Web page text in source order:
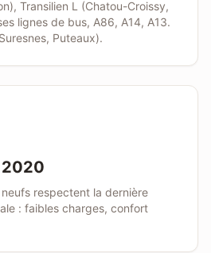
Transilien L (Chatou-Croissy,
lignes de bus, A86, A14, A13.
Puteaux).
2020
respectent la dernière
: faibles charges, confort